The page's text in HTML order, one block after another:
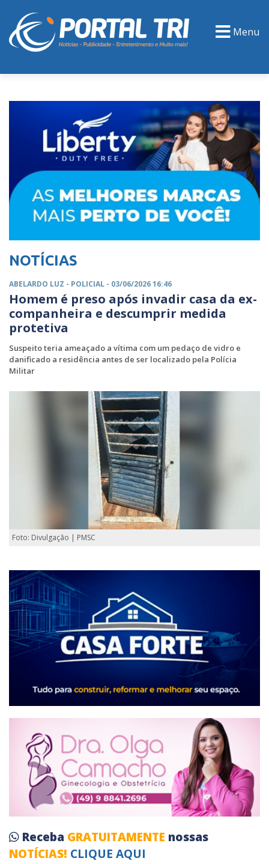
Menu
NOTÍCIAS
ABELARDO LUZ - POLICIAL - 03/06/2026 16:46
Homem é preso após invadir casa da ex-
companheira e descumprir medida
protetiva
Suspeito teria ameaçado a vítima com um pedaço de vidro e
danificado a residência antes de ser localizado pela Polícia
Militar
Foto: Divulgação | PMSC
Receba GRATUITAMENTE nossas
NOTÍCIAS! CLIQUE AQUI